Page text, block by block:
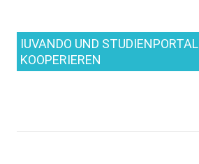
IUVANDO UND
KOOPERIEREN